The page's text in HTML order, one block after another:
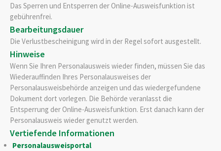
Das Sperren und Entsperren der Online-Ausweisfunktion ist
gebührenfrei.
Bearbeitungsdauer
Die Verlustbescheinigung wird in der Regel sofort ausgestellt.
Hinweise
Wenn Sie Ihren Personalausweis wieder finden, müssen Sie das
Wiederauffinden Ihres Personalausweises der
Personalausweisbehörde anzeigen und das wiedergefundene
Dokument dort vorlegen. Die Behörde veranlasst die
Entsperrung der Online-Ausweisfunktion. Erst danach kann der
Personalausweis wieder genutzt werden.
Vertiefende Informationen
Personalausweisportal